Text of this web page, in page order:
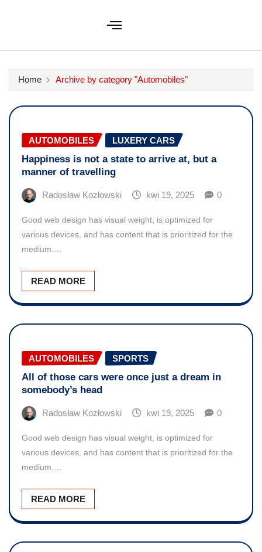
Home Archive by category "Automobiles"
AUTOMOBILES LUXERY CARS
Happiness is not a state to arrive at, but a
manner of travelling
Radosław Kozłowski kwi 19, 2025 0
Good web design has visual weight, is optimized for
various devices, and has content that is prioritized for the
medium.…
READ MORE
AUTOMOBILES SPORTS
All of those cars were once just a dream in
somebody’s head
Radosław Kozłowski kwi 19, 2025 0
Good web design has visual weight, is optimized for
various devices, and has content that is prioritized for the
medium.…
READ MORE